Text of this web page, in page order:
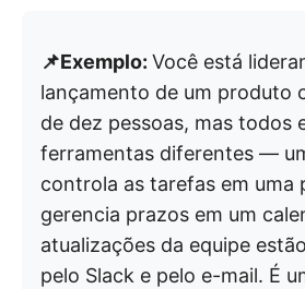
📌Exemplo: Você está
lançamento de um produto
de dez pessoas, mas todos
ferramentas diferentes —
controla as tarefas em uma
gerencia prazos em um
atualizações da equipe
pelo Slack e pelo e-mail. É